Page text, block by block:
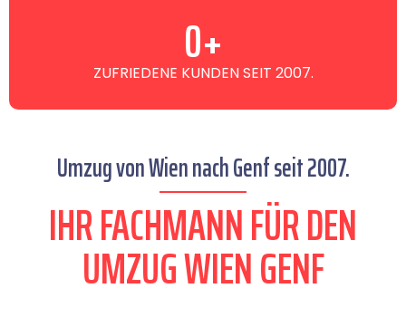
ZUFRIEDENE KUNDEN SEIT 2007.
0+
Umzug von Wien nach Genf seit 2007.
IHR FACHMANN FÜR DEN
UMZUG WIEN GENF